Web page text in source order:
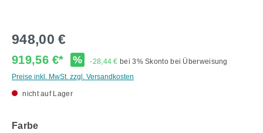
948,00 €
919,56 €* % -28,44 € bei 3% Skonto bei Überweisung
Preise inkl. MwSt. zzgl. Versandkosten
nicht auf Lager
Farbeauswählen